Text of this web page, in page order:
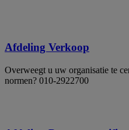
Afdeling Verkoop
Overweegt u uw organisatie te
normen? 010-2922700